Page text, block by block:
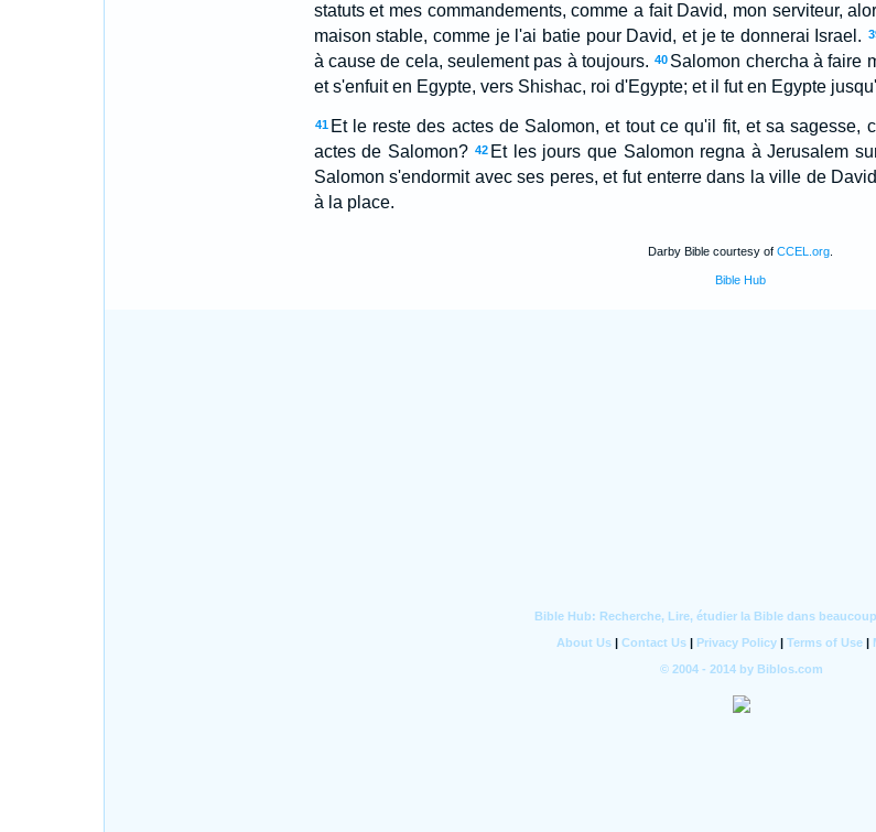
statuts et mes commandements, comme a fait David, mon serviteur,
maison stable, comme je l'ai batie pour David, et je te donnerai Israel.
à cause de cela, seulement pas à toujours. 40 Salomon chercha à faire
et s'enfuit en Egypte, vers Shishac, roi d'Egypte; et il fut en Egypte
41 Et le reste des actes de Salomon, et tout ce qu'il fit, et sa sagesse,
actes de Salomon? 42 Et les jours que Salomon regna à Jerusalem
Salomon s'endormit avec ses peres, et fut enterre dans la ville de
à la place.
Darby Bible courtesy of CCEL.org
Bible Hub